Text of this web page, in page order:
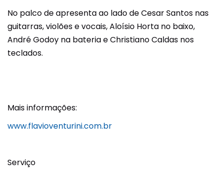
No palco de apresenta ao lado de Cesar Santos nas
guitarras, violões e vocais, Aloísio Horta no baixo,
André Godoy na bateria e Christiano Caldas nos
teclados.
Mais informações:
www.flavioventurini.com.br
Serviço